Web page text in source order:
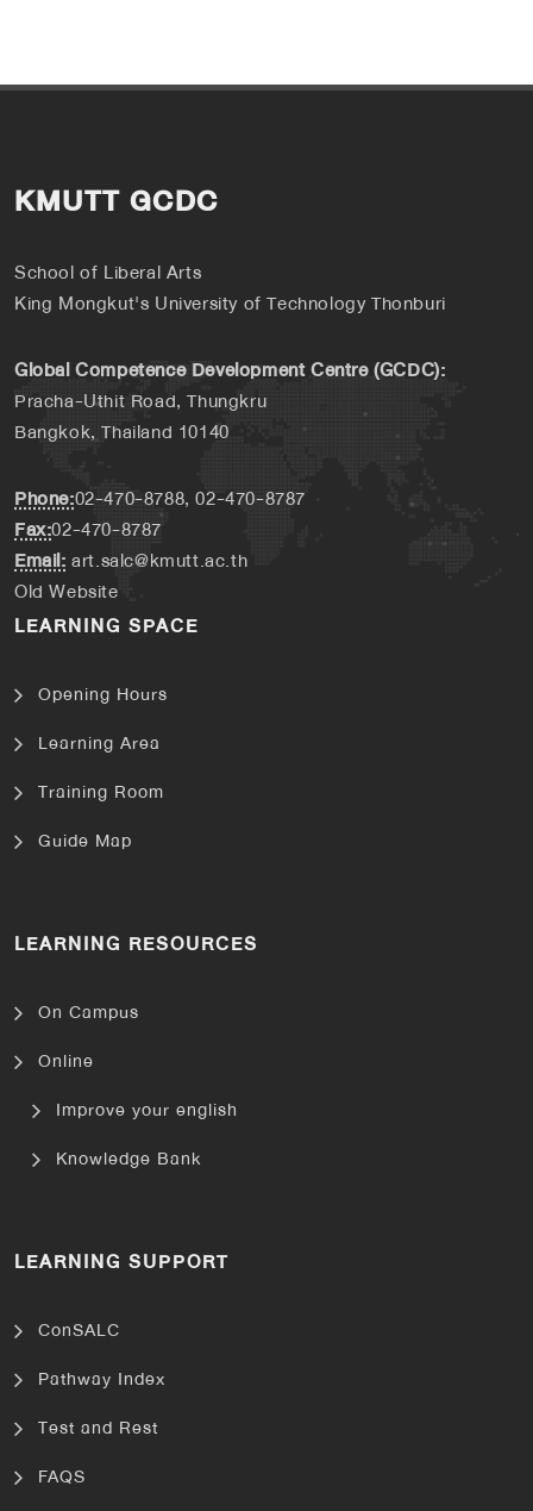
KMUTT GCDC
School of Liberal Arts
King Mongkut's University of Technology Thonburi
Global Competence Development Centre (GCDC):
Pracha-Uthit Road, Thungkru
Bangkok, Thailand 10140
Phone:02-470-8788, 02-470-8787
Fax:02-470-8787
Email:art.salc@kmutt.ac.th
Old Website
LEARNING SPACE
Opening Hours
Learning Area
Training Room
Guide Map
LEARNING RESOURCES
On Campus
Online
Improve your english
Knowledge Bank
LEARNING SUPPORT
ConSALC
Pathway Index
Test and Rest
FAQS